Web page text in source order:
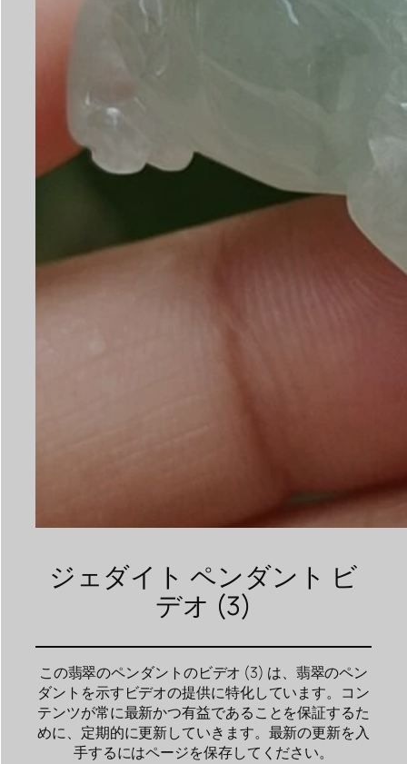
ジェダイト ペンダント ビ
デオ (3)
この翡翠のペンダントのビデオ (3) は、翡翠のペン
ダントを示すビデオの提供に特化しています。コン
テンツが常に最新かつ有益であることを保証するた
めに、定期的に更新していきます。最新の更新を入
手するにはページを保存してください。